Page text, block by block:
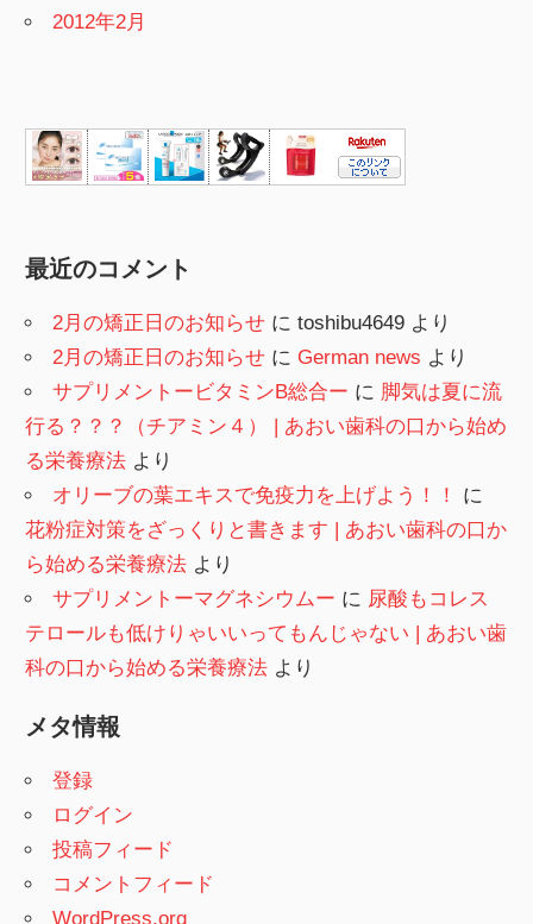
2012年2月
最近のコメント
2月の矯正日のお知らせ にtoshibu4649 より
2月の矯正日のお知らせ に German news より
サプリメントービタミンB総合ー に 脚気は夏に流
行る？？？（チアミン４） | あおい歯科の口から始め
る栄養療法 より
オリーブの葉エキスで免疫力を上げよう！！
に
花粉症対策をざっくりと書きます | あおい歯科の口か
ら始める栄養療法 より
サプリメントーマグネシウムー に 尿酸もコレス
テロールも低けりゃいいってもんじゃない | あおい歯
科の口から始める栄養療法 より
メタ情報
登録
ログイン
投稿フィード
コメントフィード
WordPress.org